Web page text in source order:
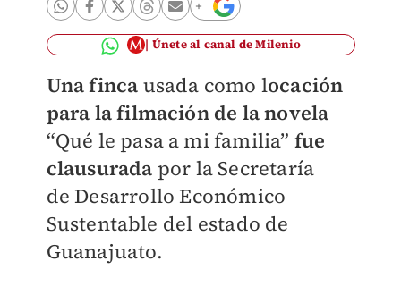
Únete al canal de Milenio
Una finca usada como locación
para la filmación de la novela
“Qué le pasa a mi familia” fue
clausurada por la Secretaría
deDesarrollo Económico
Sustentable del estado de
Guanajuato.